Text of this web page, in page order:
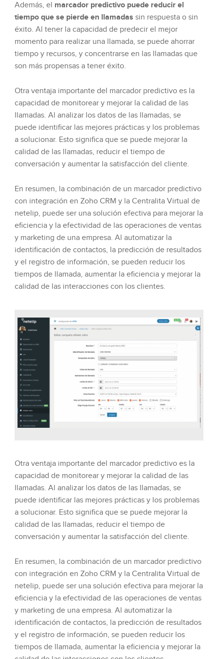
Además, el marcador predictivo puede reducir el
tiempo que se pierde en llamadas sin respuesta o sin
éxito. Al tener la capacidad de predecir el mejor
momento para realizar una llamada, se puede ahorrar
tiempo y recursos, y concentrarse en las llamadas que
son más propensas a tener éxito.
Otra ventaja importante del marcador predictivo es la
capacidad de monitorear y mejorar la calidad de las
llamadas. Al analizar los datos de las llamadas, se
puede identificar las mejores prácticas y los problemas
a solucionar. Esto significa que se puede mejorar la
calidad de las llamadas, reducir el tiempo de
conversación y aumentar la satisfacción del cliente.
En resumen, la combinación de un marcador predictivo
con integración en Zoho CRM y la Centralita Virtual de
netelip, puede ser una solución efectiva para mejorar la
eficiencia y la efectividad de las operaciones de ventas
y marketing de una empresa. Al automatizar la
identificación de contactos, la predicción de resultados
y el registro de información, se pueden reducir los
tiempos de llamada, aumentar la eficiencia y mejorar la
calidad de las interacciones con los clientes.
Otra ventaja importante del marcador predictivo es la
capacidad de monitorear y mejorar la calidad de las
llamadas. Al analizar los datos de las llamadas, se
puede identificar las mejores prácticas y los problemas
a solucionar. Esto significa que se puede mejorar la
calidad de las llamadas, reducir el tiempo de
conversación y aumentar la satisfacción del cliente.
En resumen, la combinación de un marcador predictivo
con integración en Zoho CRM y la Centralita Virtual de
netelip, puede ser una solución efectiva para mejorar la
eficiencia y la efectividad de las operaciones de ventas
y marketing de una empresa. Al automatizar la
identificación de contactos, la predicción de resultados
y el registro de información, se pueden reducir los
tiempos de llamada, aumentar la eficiencia y mejorar la